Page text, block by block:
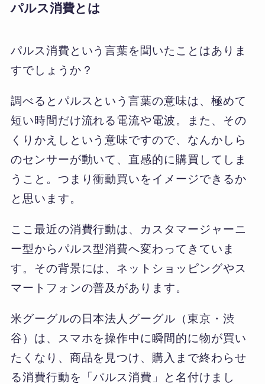
パルス消費とは
パルス消費という言葉を聞いたことはありま
すでしょうか？
調べるとパルスという言葉の意味は、極めて
短い時間だけ流れる電流や電波。また、その
くりかえしという意味ですので、なんかしら
のセンサーが動いて、直感的に購買してしま
うこと。つまり衝動買いをイメージできるか
と思います。
ここ最近の消費行動は、カスタマージャーニ
ー型からパルス型消費へ変わってきていま
す。その背景には、ネットショッピングやス
マートフォンの普及があります。
米グーグルの日本法人グーグル（東京・渋
谷）は、スマホを操作中に瞬間的に物が買い
たくなり、商品を見つけ、購入まで終わらせ
る消費行動を「パルス消費」と名付けまし